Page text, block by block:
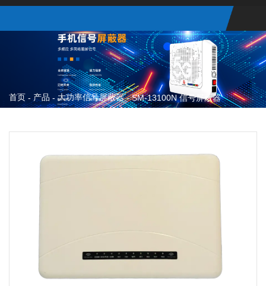
首页 -产品 - 大功率信号屏蔽器 -SM-13100N 信号屏蔽器